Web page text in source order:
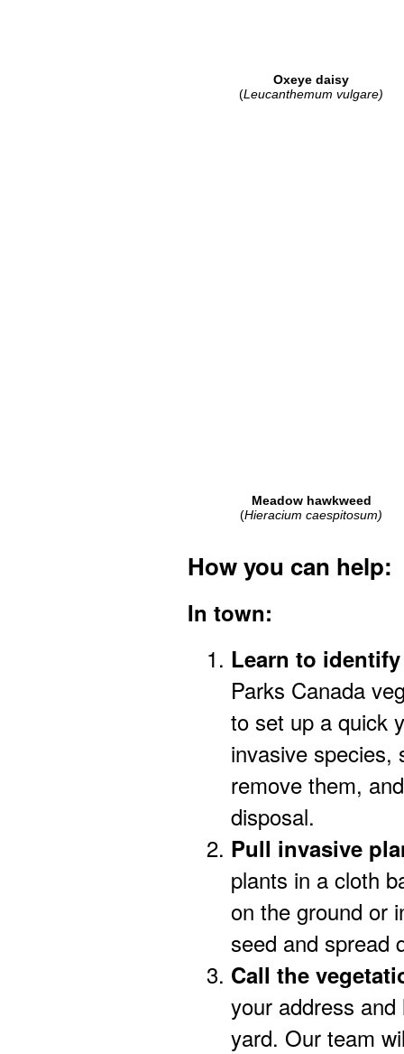
Oxeye daisy
(Leucanthemum vulgare)
Meadow hawkweed
(Hieracium caespitosum)
How you can help:
In town:
Learn to
Parks Canada
to set up a quick
invasive species,
remove them,
disposal.
Pull invasive
plants in a cloth
on the ground or
seed and spread
Call the
your address
yard. Our team